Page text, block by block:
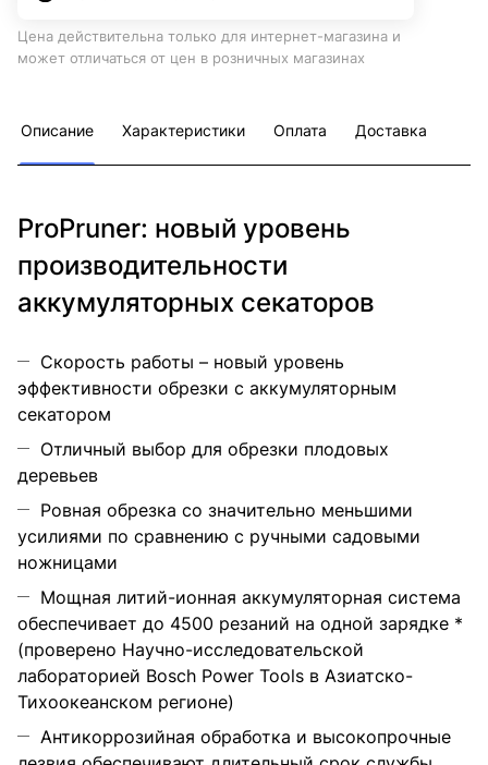
Цена действительна только для интернет-магазина и
может отличаться от цен в розничных магазинах
Описание Характеристики Оплата Доставка
ProPruner: новый уровень
производительности
аккумуляторных секаторов
Скорость работы – новый уровень
эффективности обрезки с аккумуляторным
секатором
Отличный выбор для обрезки плодовых
деревьев
Ровная обрезка со значительно меньшими
усилиями по сравнению с ручными садовыми
ножницами
Мощная литий-ионная аккумуляторная система
обеспечивает до 4500 резаний на одной зарядке *
(проверено Научно-исследовательской
лабораторией Bosch Power Tools в Азиатско-
Тихоокеанском регионе)
Антикоррозийная обработка и высокопрочные